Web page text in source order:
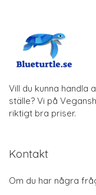
Vill du kunna handla
ställe? Vi på
riktigt bra priser.
Kontakt
Om du har några